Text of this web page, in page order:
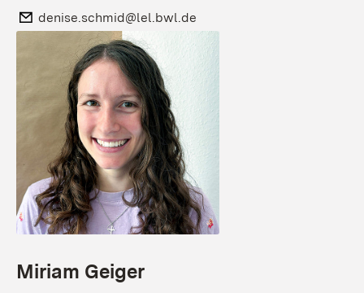
E-Mail:
denise.schmid@lel.bwl.de
Miriam Geiger